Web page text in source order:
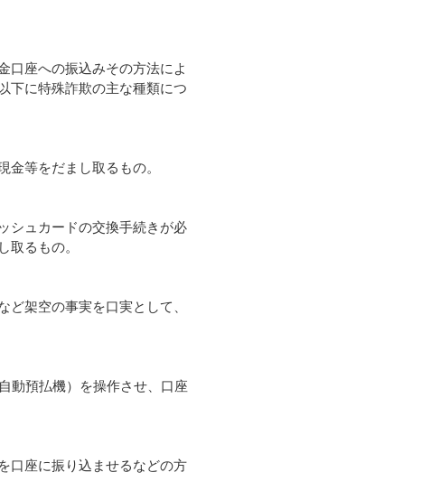
口座への振込みその方法によ
下に特殊詐欺の主な種類につ
等をだまし取るもの。
シュカードの交換手続きが必
取るもの。
架空の事実を口実として、
動預払機）を操作させ、口座
口座に振り込ませるなどの方